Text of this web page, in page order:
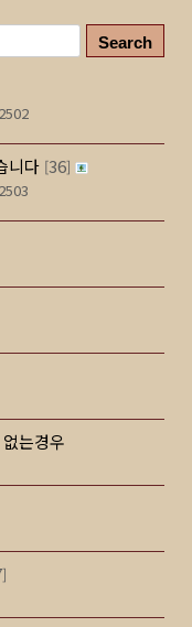
Search
2502
니다 [36]
2503
는경우
]